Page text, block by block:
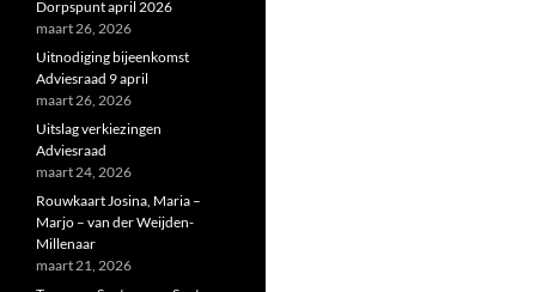
Dorpspunt april 2026
maart 26, 2026
Uitnodiging bijeenkomst
Adviesraad 9 april
maart 26, 2026
Uitslag verkiezingen
Adviesraad
maart 24, 2026
Rouwkaart Josina, Maria –
Marjo – van der Weijden-
Millenaar
maart 21, 2026